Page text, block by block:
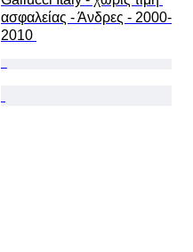
ασφαλείας - Άνδρες - 2000-
2010